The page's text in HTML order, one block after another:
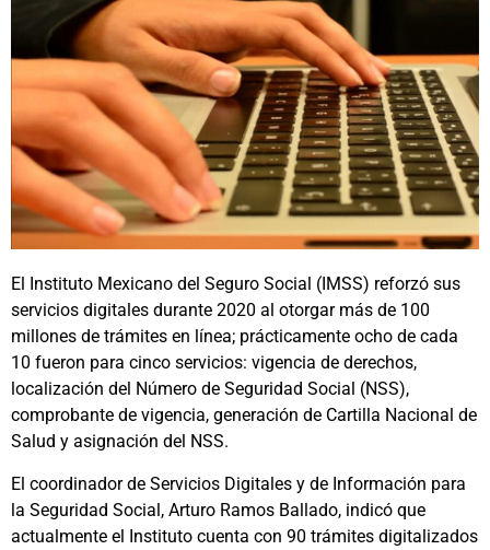
El Instituto Mexicano del Seguro Social (IMSS) reforzó sus
servicios digitales durante 2020 al otorgar más de 100
millones de trámites en línea; prácticamente ocho de cada
10 fueron para cinco servicios: vigencia de derechos,
localización del Número de Seguridad Social (NSS),
comprobante de vigencia, generación de Cartilla Nacional de
Salud y asignación del NSS.
El coordinador de Servicios Digitales y de Información para
la Seguridad Social, Arturo Ramos Ballado, indicó que
actualmente el Instituto cuenta con 90 trámites digitalizados